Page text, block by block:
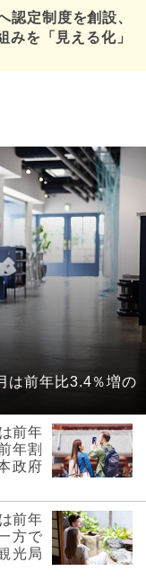
認定制度を創設、
みを「見える化」
は前年比3.4％増の
前年
年割
政府
前年
方で
光局